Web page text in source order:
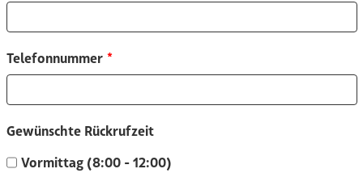
Telefonnummer
Gewünschte Rückrufzeit
Vormittag (8:00 - 12:00)